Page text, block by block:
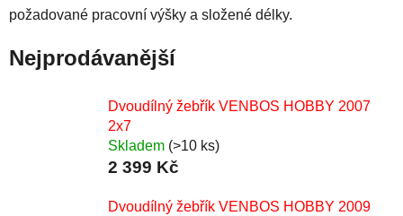
požadované pracovní výšky a složené délky.
Nejprodávanější
Dvoudílný žebřík VENBOS HOBBY 2007
2x7
Skladem (>10 ks)
2 399 Kč
Dvoudílný žebřík VENBOS HOBBY 2009